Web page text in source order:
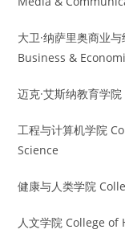
大卫·纳萨里奥商业
Business &
迈克·艾斯纳教育学
工程与计算机学院
Science
健康与人类学院
人文学院 College